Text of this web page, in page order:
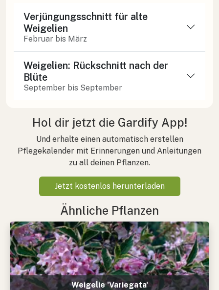
Verjüngungsschnitt für alte
Weigelien
Februar bis März
Weigelien: Rückschnitt nach der
Blüte
September bis September
Hol dir jetzt die Gardify App!
Und erhalte einen automatisch erstellen
Pflegekalender mit Erinnerungen und Anleitungen
zu all deinen Pflanzen.
Jetzt kostenlos herunterladen
Ähnliche Pflanzen
Weigelie 'Variegata'